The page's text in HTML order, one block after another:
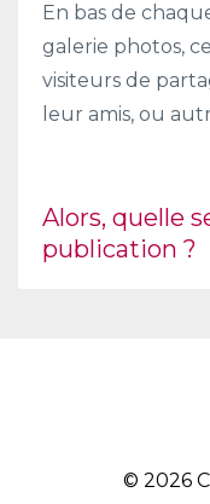
En bas de
galerie photos,
visiteurs de
leur amis, ou
Alors, quelle
publication ?
© 2026